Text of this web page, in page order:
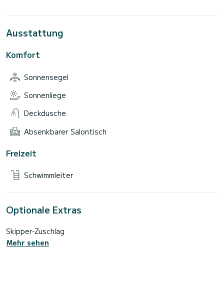
Ausstattung
Komfort
Sonnensegel
Sonnenliege
Deckdusche
Absenkbarer Salontisch
Freizeit
Schwimmleiter
Optionale Extras
Skipper-Zuschlag
Mehr sehen